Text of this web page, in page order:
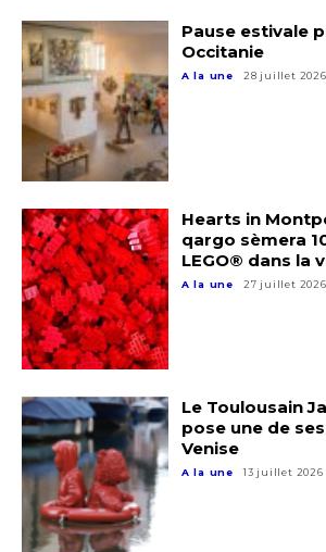
Adresse email*
Nom
Prénom
Statut / Organisation
J'accepte lestermes et conditions
Adresse email*
Nom
Prénom
Pause estivale
Occitanie
A la une 28 juillet 2026
Hearts in
qargo sèmera
LEGO® dans la
A la une 27 juillet 2026
Le Toulousain
pose une de
Venise
A la une 13 juillet 2026